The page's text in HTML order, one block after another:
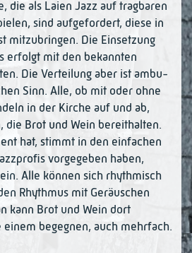
die als Laien Jazz auf tragbaren
sind auf­gefordert, diese in
mitzubringen. Die Einsetzung
erfolgt mit den bekannten
Die Verteilung aber ist am­bu­
Sinn. Alle, ob mit oder ohne
in der Kirche auf und ab,
die Brot und Wein bereithalten.
hat, stimmt in den einfachen
vorgegeben haben,
Alle können sich rhythmisch
Rhythmus mit Geräu­schen
kann Brot und Wein dort
einem begeg­nen, auch mehrfach.